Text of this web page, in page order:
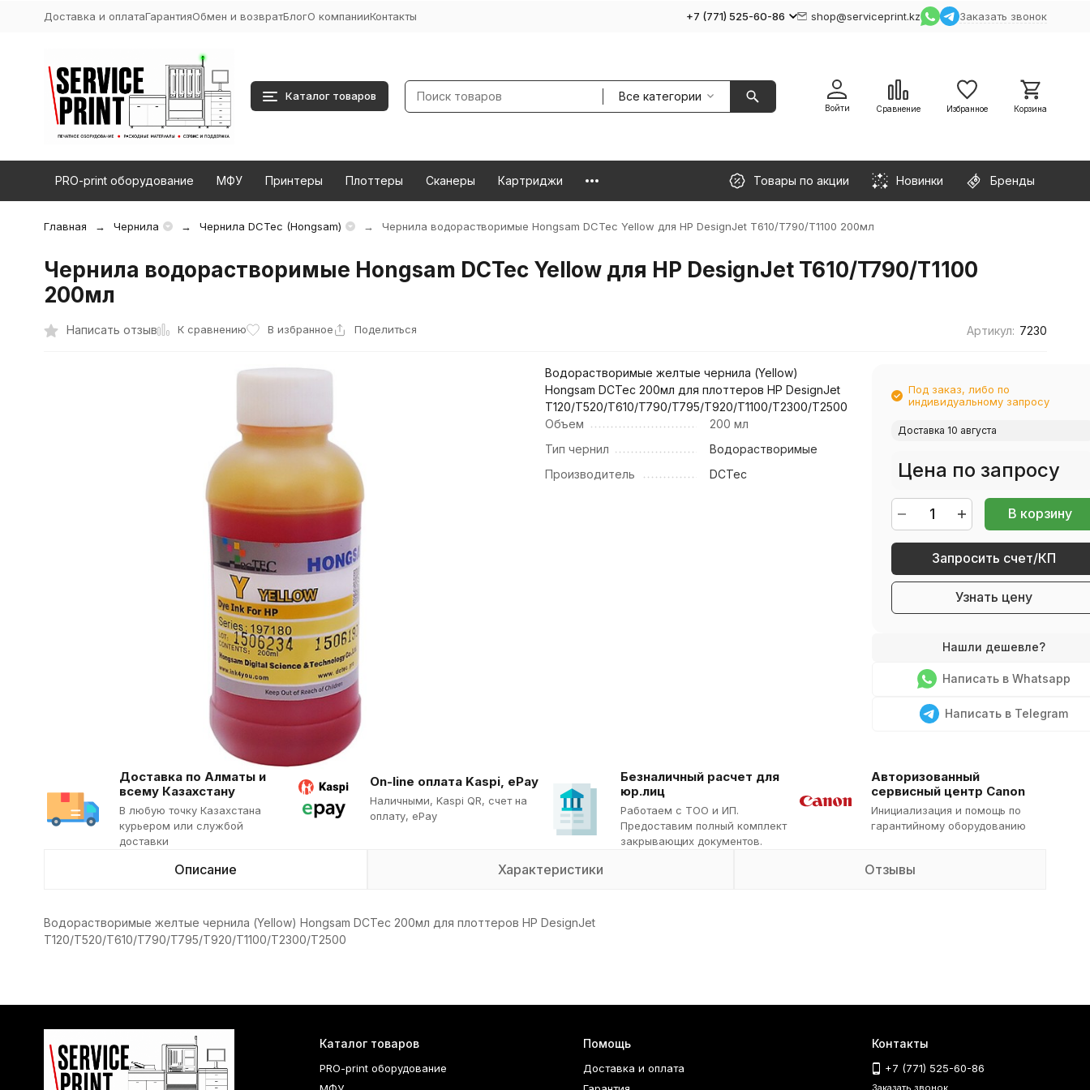
Доставка и оплатаГарантияОбмен и возвратБлогО компанииКонтакты +7 (771) 525-60-86 shop@serviceprint.kz Заказать звонок
Каталог товаров Все категории
Войти Сравнение Избранное Корзина
PRO-print оборудование МФУ Принтеры Плоттеры Сканеры Картриджи Товары по акции Новинки Бренды
Главная Чернила Чернила DCTec (Hongsam) Чернила водорастворимые Hongsam DCTec Yellow для HP DesignJet T610/T790/T1100 200мл
Чернила водорастворимые Hongsam DCTec Yellow для HP DesignJet T610/T790/T1100
200мл
Написать отзыв К сравнению В избранное Поделиться Артикул: 7230
Водорастворимые желтые чернила (Yellow)
Hongsam DCTec 200мл для плоттеров HP DesignJet
T120/T520/T610/T790/T795/T920/T1100/T2300/T2500
Объем
200 мл
Тип чернил
Водорастворимые
Производитель
DCTec
Под заказ, либо по
индивидуальному запросу
Доставка 10 августа
Цена по запросу
В корзину
Запросить счет/КП
Узнать цену
Написать в Whatsapp
Написать в Telegram
Доставка по Алматы и
всему Казахстану
В любую точку Казахстана
курьером или службой
доставки
On-line оплата Kaspi, ePay
Наличными, Kaspi QR, cчет на
оплату, ePay
Безналичный расчет для
юр.лиц
Работаем с ТОО и ИП.
Предоставим полный комплект
закрывающих документов.
Авторизованный
сервисный центр Canon
Инициализация и помощь по
гарантийному оборудованию
Описание Характеристики Отзывы
Водорастворимые желтые чернила (Yellow) Hongsam DCTec 200мл для плоттеров HP DesignJet
T120/T520/T610/T790/T795/T920/T1100/T2300/T2500
Каталог товаров
PRO-print оборудование
Помощь
Доставка и оплата
Контакты
+7 (771) 525-60-86
Заказать звонок